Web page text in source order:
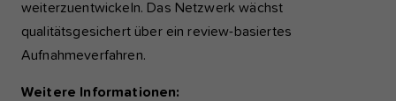
weiterzuentwickeln. Das Netzwerk wächst
qualitätsgesichert über ein review-basiertes
Aufnahmeverfahren.
Weitere Informationen: